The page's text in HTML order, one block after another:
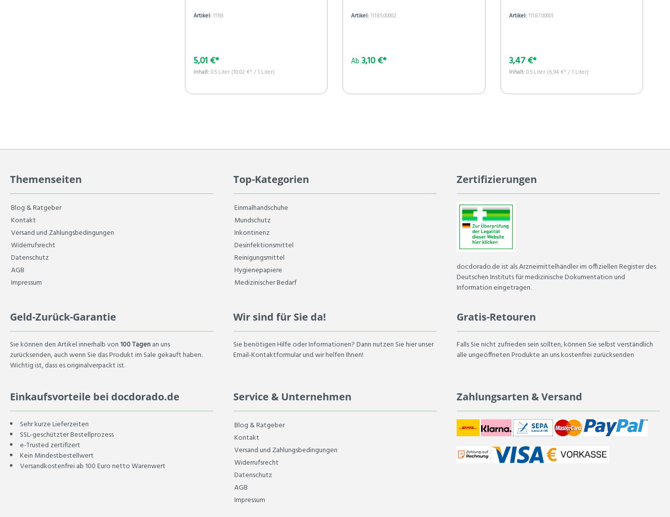
Artikel:11193
5,01 €*
Inhalt:0.5 Liter (10,02 €* / 1 Liter)
Artikel:11185.00002
Ab3,10 €*
Artikel:11187.00001
3,47 €*
Inhalt:0.5 Liter (6,94 €* / 1 Liter)
Themenseiten
Blog & Ratgeber
Kontakt
Versand und Zahlungsbedingungen
Widerrufsrecht
Datenschutz
AGB
Impressum
Top-Kategorien
Einmalhandschuhe
Mundschutz
Inkontinenz
Desinfektionsmittel
Reinigungsmittel
Hygienepapiere
Medizinischer Bedarf
Zertifizierungen
docdorado.de ist als Arzneimittelhändler im offiziellen Register des
Deutschen Instituts für medizinische Dokumentation und
Information eingetragen.
Geld-Zurück-Garantie
Sie können den Artikel innerhalb von100 Tagenan uns
zurücksenden, auch wenn Sie das Produkt im Sale gekauft haben.
Wichtig ist, dass es originalverpackt ist.
Wir sind für Sie da!
Sie benötigen Hilfe oder Informationen? Dann nutzen Sie hier unser
Email-Kontaktformular und wir helfen Ihnen!
Gratis-Retouren
Falls Sie nicht zufrieden sein sollten, können Sie selbst verständlich
alle ungeöffneten Produkte an uns kostenfrei zurücksenden
Einkaufsvorteile bei docdorado.de
Sehr kurze Lieferzeiten
SSL-geschützter Bestellprozess
e-Trusted zertifizert
Kein Mindestbestellwert
Versandkostenfrei ab 100 Euro netto Warenwert
Service & Unternehmen
Blog & Ratgeber
Kontakt
Versand und Zahlungsbedingungen
Widerrufsrecht
Datenschutz
AGB
Impressum
Zahlungsarten & Versand